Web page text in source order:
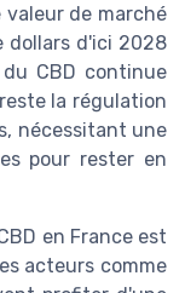
de marché
dollars d'ici 2028
CBD continue
la régulation
nécessitant une
pour rester en
en France est
acteurs comme